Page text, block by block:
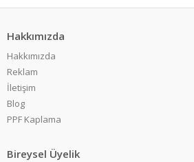
Hakkımızda
Hakkımızda
Reklam
İletişim
Blog
PPF Kaplama
Bireysel Üyelik